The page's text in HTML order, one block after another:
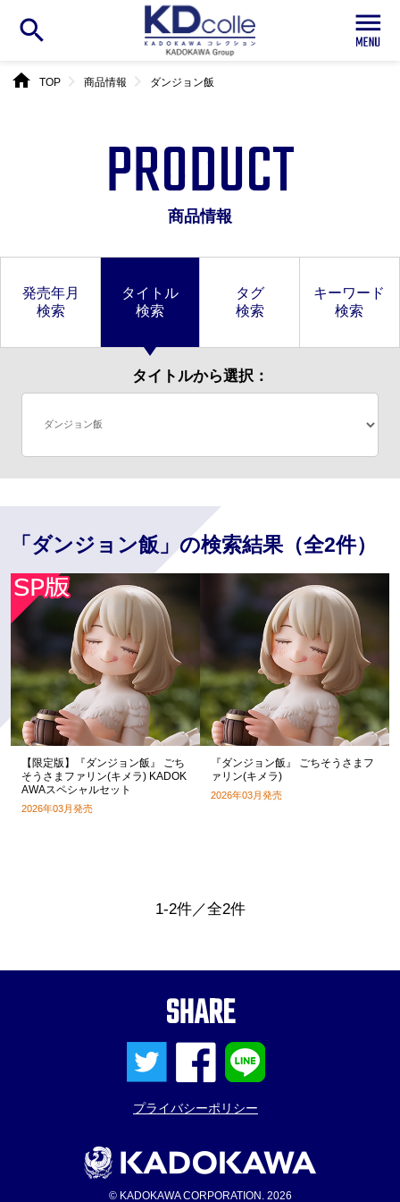
search
home TOPchevron_right 商品情報chevron_right ダンジョン飯
PRODUCT
商品情報
発売年月
検索
タイトル
検索
タグ
検索
キーワード
検索
タイトルから選択：
「ダンジョン飯」の検索結果（全2件）
【限定版】『ダンジョン飯』 ごち
そうさまファリン(キメラ) KADOK
AWAスペシャルセット
2026年03月発売
『ダンジョン飯』 ごちそうさまフ
ァリン(キメラ)
2026年03月発売
1-2件／全2件
SHARE
プライバシーポリシー
© KADOKAWA CORPORATION. 2026